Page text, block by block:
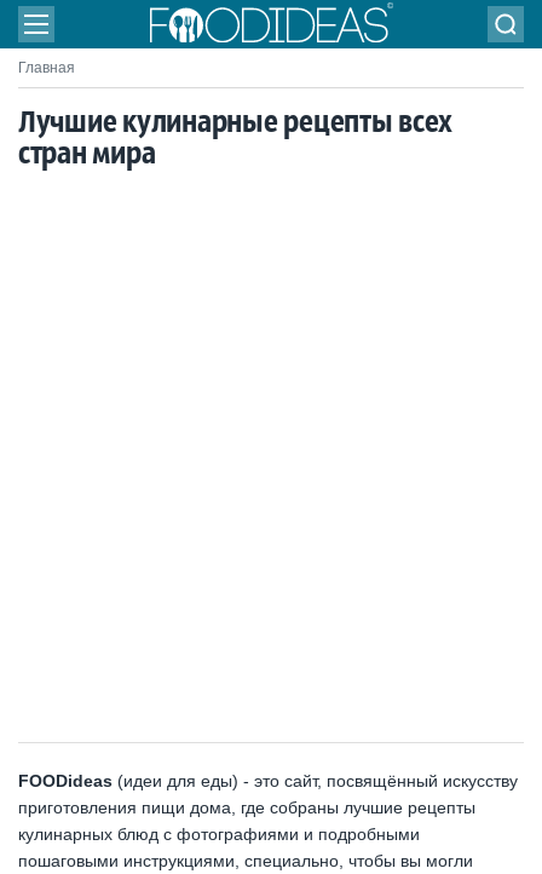
Главная
Лучшие кулинарные рецепты всех
стран мира
FOODideas (идеи для еды) - это сайт, посвящённый искусству
приготовления пищи дома, где собраны лучшие рецепты
кулинарных блюд с фотографиями и подробными
пошаговыми инструкциями, специально, чтобы вы могли